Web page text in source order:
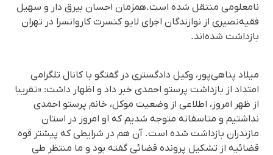
نامعلومی منتقل شدە است.همزمان احسان بیرق دار و سهیل
فقیەنصیری از نوازندگان اجرای لایو کنسرت کاروانسرا در تهران
بازداشت شدەاند.
میلاد پناهی‌پور، وکیل دادگستری در گفتگو با کانال تلگرامی
امتداد از بازداشت پرستو احمدی خبر داد و اظهار داشت: «تقریبا
از ظهر امروز، اطلاعی از وضعیت موکل، خانم پرستو احمدی
نداشتیم و متاسفانه متوجه شدیم که او امروز در استان
مازندران بازداشت شده است. آن هم در شرایطی که پیشتر قوه
قضائیه از تشکیل پرونده قضائی گفته بود و ما منتظر طی